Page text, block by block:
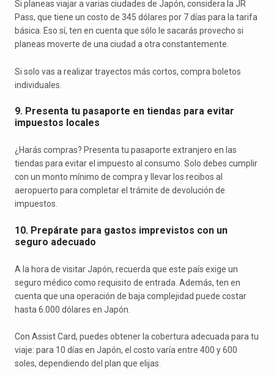
Si planeas viajar a varias ciudades de Japón, considera la JR
Pass, que tiene un costo de 345 dólares por 7 días para la tarifa
básica. Eso sí, ten en cuenta que sólo le sacarás provecho si
planeas moverte de una ciudad a otra constantemente.
Si solo vas a realizar trayectos más cortos, compra boletos
individuales.
9. Presenta tu pasaporte en tiendas para evitar
impuestos locales
¿Harás compras? Presenta tu pasaporte extranjero en las
tiendas para evitar el impuesto al consumo. Solo debes cumplir
con un monto mínimo de compra y llevar los recibos al
aeropuerto para completar el trámite de devolución de
impuestos.
10. Prepárate para gastos imprevistos con un
seguro adecuado
A la hora de visitar Japón, recuerda que este país exige un
seguro médico como requisito de entrada. Además, ten en
cuenta que una operación de baja complejidad puede costar
hasta 6.000 dólares en Japón.
Con Assist Card, puedes obtener la cobertura adecuada para tu
viaje: para 10 días en Japón, el costo varía entre 400 y 600
soles, dependiendo del plan que elijas.